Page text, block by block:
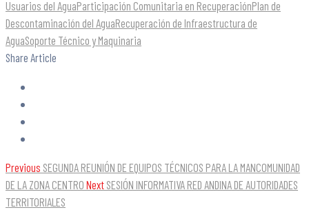
Usuarios del AguaParticipación Comunitaria en RecuperaciónPlan de
Descontaminación del AguaRecuperación de Infraestructura de
AguaSoporte Técnico y Maquinaria
Share Article
Previous SEGUNDA REUNIÓN DE EQUIPOS TÉCNICOS PARA LA MANCOMUNIDAD
DE LA ZONA CENTRO Next SESIÓN INFORMATIVA RED ANDINA DE AUTORIDADES
TERRITORIALES